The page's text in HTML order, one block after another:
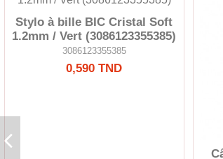
Stylo à bille BIC Cristal Soft
1.2mm / Vert (3086123355385)
3086123355385
0,590 TND